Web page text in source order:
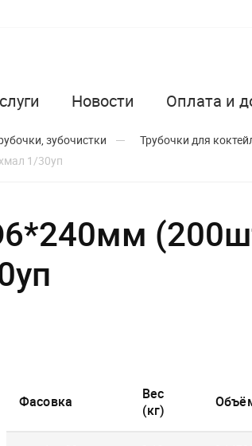
Новости Оплата и
зубочистки
Трубочки для
1/30уп
Фасовка
Вес
(кг)